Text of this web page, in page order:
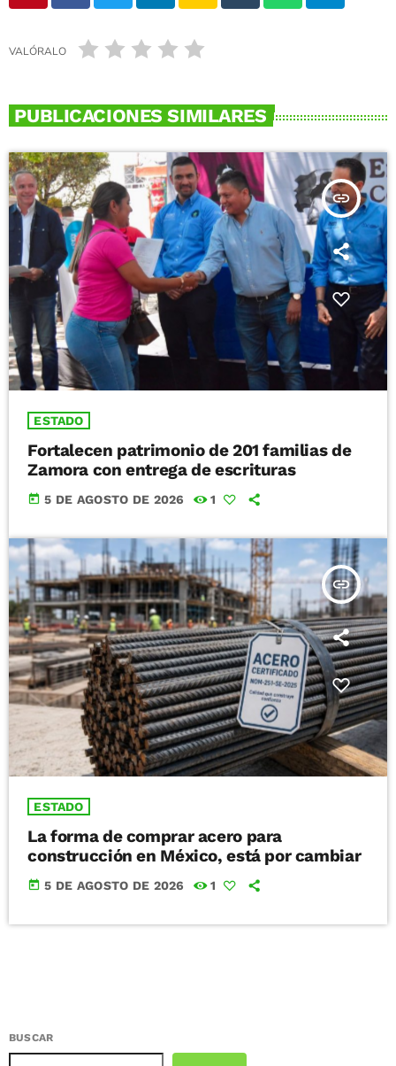
VALÓRALO
PUBLICACIONES SIMILARES
insert_link
ESTADO
Fortalecen patrimonio de 201 familias de
Zamora con entrega de escrituras
today 5 DE AGOSTO DE 2026 1
insert_link
ESTADO
La forma de comprar acero para
construcción en México, está por cambiar
today 5 DE AGOSTO DE 2026 1
BUSCAR